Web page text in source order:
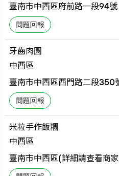
臺南市中西區府前路一段94號
牙齒肉圓
中西區
臺南市中西區西門路二段350
米粒手作飯糰
中西區
臺南市中西區(詳細請查看商